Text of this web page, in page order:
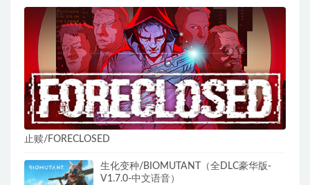
止赎/FORECLOSED
生化变种/BIOMUTANT（全DLC豪华版-
V1.7.0-中文语音）